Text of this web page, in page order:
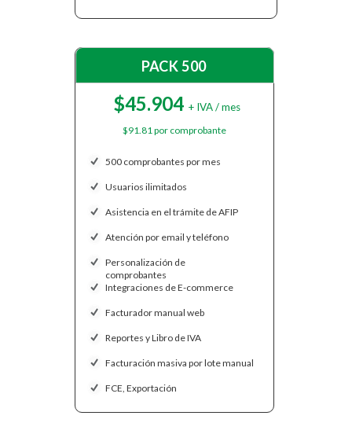
PACK 500
$45.904 + IVA / mes
$91.81 por comprobante
500 comprobantes por mes
Usuarios ilimitados
Asistencia en el trámite de AFIP
Atención por email y teléfono
Integraciones de E-commerce
Facturador manual web
Reportes y Libro de IVA
Personalización de
comprobantes
Facturación masiva por lote manual
FCE, Exportación